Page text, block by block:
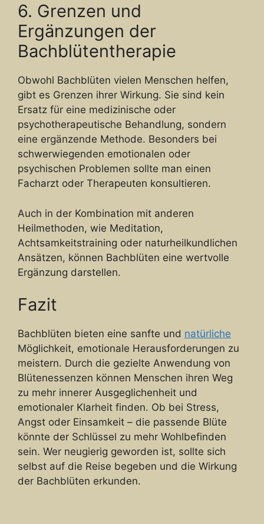
6. Grenzen und
Ergänzungen der
Bachblütentherapie
Obwohl Bachblüten vielen Menschen helfen,
gibt es Grenzen ihrer Wirkung. Sie sind kein
Ersatz für eine medizinische oder
psychotherapeutische Behandlung, sondern
eine ergänzende Methode. Besonders bei
schwerwiegenden emotionalen oder
psychischen Problemen sollte man einen
Facharzt oder Therapeuten konsultieren.
Auch in der Kombination mit anderen
Heilmethoden, wie Meditation,
Achtsamkeitstraining oder naturheilkundlichen
Ansätzen, können Bachblüten eine wertvolle
Ergänzung darstellen.
Fazit
Bachblüten bieten eine sanfte und natürliche
Möglichkeit, emotionale Herausforderungen zu
meistern. Durch die gezielte Anwendung von
Blütenessenzen können Menschen ihren Weg
zu mehr innerer Ausgeglichenheit und
emotionaler Klarheit finden. Ob bei Stress,
Angst oder Einsamkeit – die passende Blüte
könnte der Schlüssel zu mehr Wohlbefinden
sein. Wer neugierig geworden ist, sollte sich
selbst auf die Reise begeben und die Wirkung
der Bachblüten erkunden.